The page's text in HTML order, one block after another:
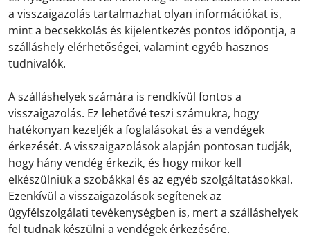
a visszaigazolás tartalmazhat olyan információkat is,
mint a becsekkolás és kijelentkezés pontos időpontja, a
szálláshely elérhetőségei, valamint egyéb hasznos
tudnivalók.
A szálláshelyek számára is rendkívül fontos a
visszaigazolás. Ez lehetővé teszi számukra, hogy
hatékonyan kezeljék a foglalásokat és a vendégek
érkezését. A visszaigazolások alapján pontosan tudják,
hogy hány vendég érkezik, és hogy mikor kell
elkészülniük a szobákkal és az egyéb szolgáltatásokkal.
Ezenkívül a visszaigazolások segítenek az
ügyfélszolgálati tevékenységben is, mert a szálláshelyek
fel tudnak készülni a vendégek érkezésére.